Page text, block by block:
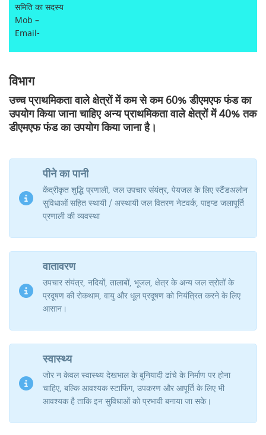
समिति का सदस्य
Mob –
Email-
विभाग
उच्च प्राथमिकता वाले क्षेत्रों में कम से कम 60% डीएमएफ फंड का
उपयोग किया जाना चाहिए अन्य प्राथमिकता वाले क्षेत्रों में 40% तक
डीएमएफ फंड का उपयोग किया जाना है।
पीने का पानी
केंद्रीकृत शुद्धि प्रणाली, जल उपचार संयंत्र, पेयजल के लिए स्टैंडअलोन
सुविधाओं सहित स्थायी / अस्थायी जल वितरण नेटवर्क, पाइप्ड जलापूर्ति
प्रणाली की व्यवस्था
वातावरण
उपचार संयंत्र, नदियों, तालाबों, भूजल, क्षेत्र के अन्य जल स्रोतों के
प्रदूषण की रोकथाम, वायु और धूल प्रदूषण को नियंत्रित करने के लिए
आसान।
स्वास्थ्य
जोर न केवल स्वास्थ्य देखभाल के बुनियादी ढांचे के निर्माण पर होना
चाहिए, बल्कि आवश्यक स्टाफिंग, उपकरण और आपूर्ति के लिए भी
आवश्यक है ताकि इन सुविधाओं को प्रभावी बनाया जा सके।